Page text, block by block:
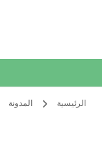
الرئيسية المدونة